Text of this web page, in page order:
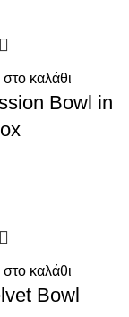
καλάθι
Bowl in
καλάθι
Bowl